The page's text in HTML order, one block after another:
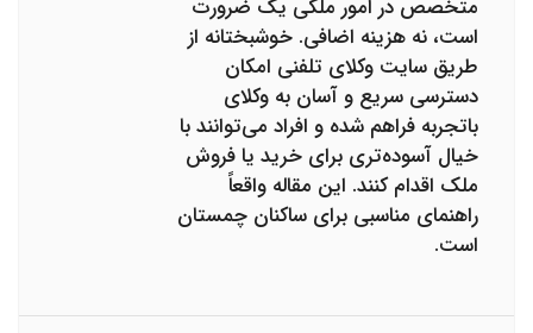
متخصص در امور ملکی یک ضرورت
است، نه هزینه اضافی. خوشبختانه از
طریق سایت وکلای تلفنی امکان
دسترسی سریع و آسان به وکلای
باتجربه فراهم شده و افراد می‌توانند با
خیال آسوده‌تری برای خرید یا فروش
ملک اقدام کنند. این مقاله واقعاً
راهنمای مناسبی برای ساکنان چمستان
است.